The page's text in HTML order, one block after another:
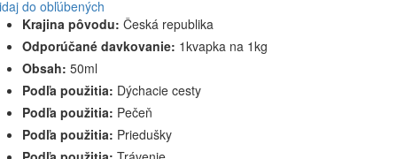
do obľúbených
Krajina pôvodu: Česká republika
Odporúčané davkovanie: 1kvapka na 1kg
Obsah: 50ml
Podľa použitia: Dýchacie cesty
Podľa použitia: Pečeň
Podľa použitia: Priedušky